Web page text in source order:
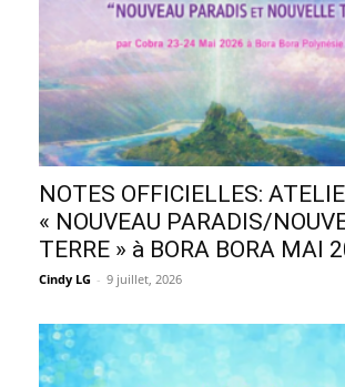
NOTES OFFICIELLES:
« NOUVEAU PARADIS/
TERRE » à BORA BORA MAI
Cindy LG - 9 juillet, 2026